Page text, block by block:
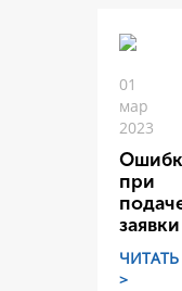
01
мар
2023
при
заявки
ЧИТАТЬ
>